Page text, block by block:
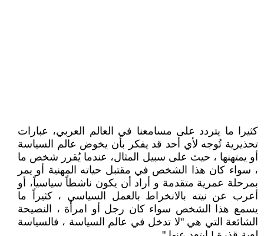
كثيرا ما يتردد على مسامعنا في العالم العربي، عبارات
تحذيرية تُوجه لأي أحد قد يفكر بأن يخوض عالم السياسة
أو يمتهنها ، حيث على سبيل المثال، عندما يُقرر شخص ما
، سواء كان هذا الشخص في مقتبل حياته المهنية أو يمر
بمرحلة عمرية متقدمة و أراد أن يكون ناشطاً سياسياً، أو
أعرب عن نيته بالانخراط بالعمل السياسي ، كثيراً ما
يسمع هذا الشخص سواء كان رجل أو امرأة ، النصيحة
الشائعة التي هي "لا تدخل في عالم السياسة ، فالسياسة